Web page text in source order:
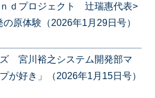
ｄプロジェクト 辻瑞惠代表>
原体験（2026年1月29日号）
宮川裕之システム開発部マ
好き」（2026年1月15日号）